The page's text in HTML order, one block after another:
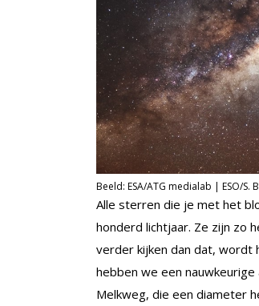
Beeld: ESA/ATG medialab | ESO/S.
Alle sterren die je met het
honderd lichtjaar. Ze zijn zo
verder kijken dan dat, wordt
hebben we een
Melkweg, die een diameter